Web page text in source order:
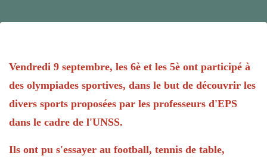
Vendredi 9 septembre, les 6è et les 5è ont participé à
des olympiades sportives, dans le but de découvrir les
divers sports proposées par les professeurs d'EPS
dans le cadre de l'UNSS.
Ils ont pu s'essayer au football, tennis de table,